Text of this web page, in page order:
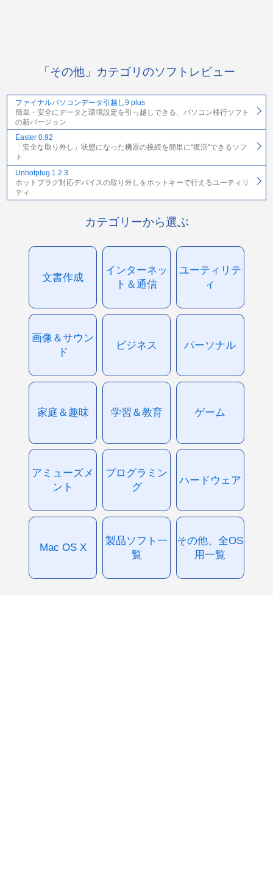
「その他」カテゴリのソフトレビュー
ファイナルパソコンデータ引越し9 plus
簡単・安全にデータと環境設定を引っ越しできる、パソコン移行ソフト
の新バージョン
Easter 0.92
「安全な取り外し」状態になった機器の接続を簡単に“復活”できるソフ
ト
Unhotplug 1.2.3
ホットプラグ対応デバイスの取り外しをホットキーで行えるユーティリ
ティ
カテゴリーから選ぶ
文書作成
インターネッ
ト＆通信
ユーティリテ
ィ
画像＆サウン
ド
ビジネス パーソナル
家庭＆趣味 学習＆教育 ゲーム
アミューズメ
ント
プログラミン
グ
ハードウェア
Mac OS X
製品ソフト一
覧
その他、全OS
用一覧